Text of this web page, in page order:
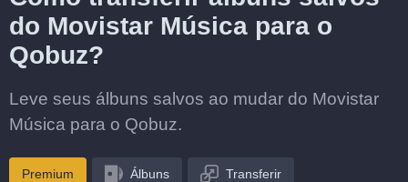
do Movistar Música para o
Qobuz?
Leve seus álbuns salvos ao mudar do Movistar
Música para o Qobuz.
Premium Álbuns Transferir